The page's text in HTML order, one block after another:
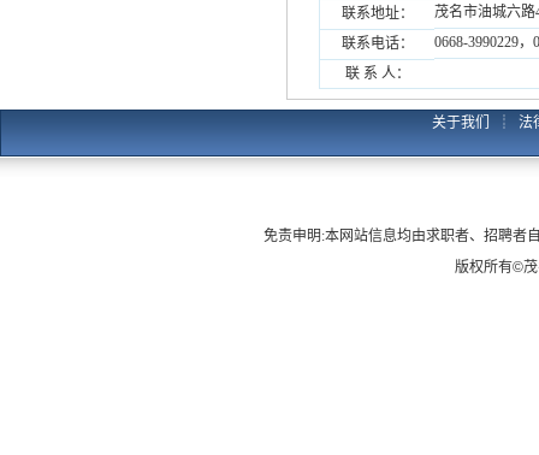
联系地址：
茂名市油城六
联系电话：
0668-3990229
联 系 人：
关于我们 ┊ 法
免责申明:本网站信息均由求职者、招聘者
版权所有©